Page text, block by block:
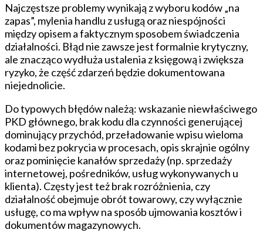
Najczęstsze problemy wynikają z wyboru kodów „na
zapas”, mylenia handlu z usługą oraz niespójności
między opisem a faktycznym sposobem świadczenia
działalności. Błąd nie zawsze jest formalnie krytyczny,
ale znacząco wydłuża ustalenia z księgową i zwiększa
ryzyko, że część zdarzeń będzie dokumentowana
niejednolicie.
Do typowych błędów należą: wskazanie niewłaściwego
PKD głównego, brak kodu dla czynności generującej
dominujący przychód, przeładowanie wpisu wieloma
kodami bez pokrycia w procesach, opis skrajnie ogólny
oraz pominięcie kanałów sprzedaży (np. sprzedaży
internetowej, pośredników, usług wykonywanych u
klienta). Częsty jest też brak rozróżnienia, czy
działalność obejmuje obrót towarowy, czy wyłącznie
usługę, co ma wpływ na sposób ujmowania kosztów i
dokumentów magazynowych.